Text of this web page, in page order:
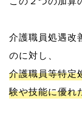
介護職員処遇改
介護職員等特定
験や技能に優れ